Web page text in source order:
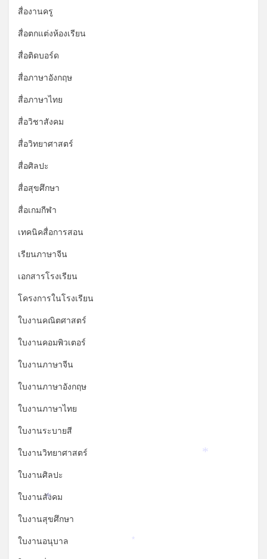
สื่องานครู
สื่อตกแต่งห้องเรียน
สื่อติดบอร์ด
สื่อภาษาอังกฤษ
สื่อภาษาไทย
สื่อวิชาสังคม
สื่อวิทยาศาสตร์
สื่อศิลปะ
สื่อสุขศึกษา
สื่อเกมกีฬา
เทคนิคสื่อการสอน
เรียนภาษาจีน
เอกสารโรงเรียน
โครงการในโรงเรียน
ใบงานคณิตศาสตร์
ใบงานคอมพิวเตอร์
ใบงานภาษาจีน
ใบงานภาษาอังกฤษ
ใบงานภาษาไทย
ใบงานระบายสี
ใบงานวิทยาศาสตร์
ใบงานศิลปะ
ใบงานสังคม
ใบงานสุขศึกษา
ใบงานอนุบาล